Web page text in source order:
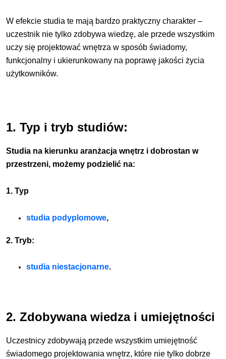
W efekcie studia te mają bardzo praktyczny charakter –
uczestnik nie tylko zdobywa wiedzę, ale przede wszystkim
uczy się projektować wnętrza w sposób świadomy,
funkcjonalny i ukierunkowany na poprawę jakości życia
użytkowników.
1. Typ i tryb studiów:
Studia na kierunku aranżacja wnętrz i dobrostan w
przestrzeni, możemy podzielić na:
1. Typ
studia podyplomowe,
2. Tryb:
studia niestacjonarne.
2. Zdobywana wiedza i umiejętności
Uczestnicy zdobywają przede wszystkim umiejętność
świadomego projektowania wnętrz, które nie tylko dobrze